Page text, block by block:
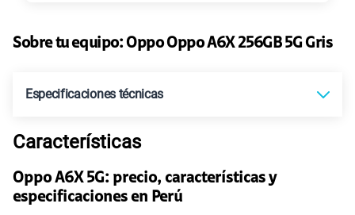
Paga solo
S/ 95.90 S/47.95
Ver más planes
Sobre tu equipo:OppoOppo A6X 256GB 5G Gris
Especificaciones técnicas
Tecnología de Pantalla
Características
Oppo A6X 5G: precio, características y
especificaciones en Perú